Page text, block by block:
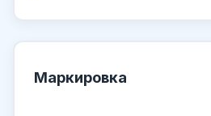
Маркировка